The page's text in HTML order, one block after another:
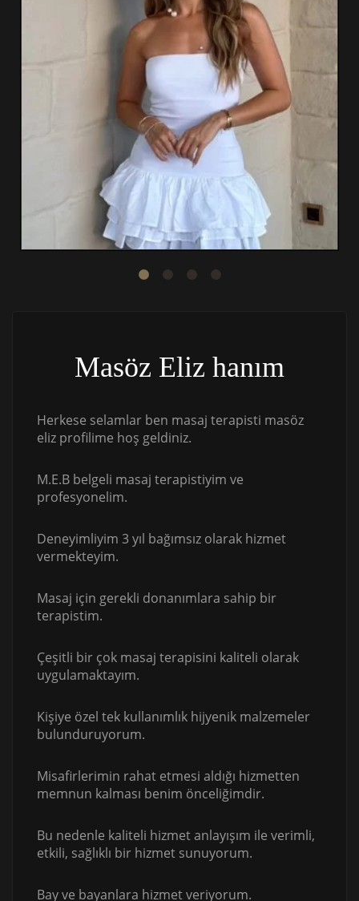
Masöz Eliz hanım
Herkese selamlar ben masaj terapisti masöz
eliz profilime hoş geldiniz.
M.E.B belgeli masaj terapistiyim ve
profesyonelim.
Deneyimliyim 3 yıl bağımsız olarak hizmet
vermekteyim.
Masaj için gerekli donanımlara sahip bir
terapistim.
Çeşitli bir çok masaj terapisini kaliteli olarak
uygulamaktayım.
Kişiye özel tek kullanımlık hijyenik malzemeler
bulunduruyorum.
Misafirlerimin rahat etmesi aldığı hizmetten
memnun kalması benim önceliğimdir.
Bu nedenle kaliteli hizmet anlayışım ile verimli,
etkili, sağlıklı bir hizmet sunuyorum.
Bay ve bayanlara hizmet veriyorum.